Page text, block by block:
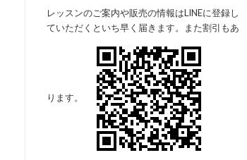
レッスンのご案内や販売の情報はLINEに登録し
ていただくといち早く届きます。また割引もあ
ります。